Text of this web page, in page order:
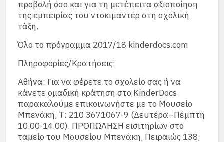
προβολή όσο και για τη μετέπειτα αξιοποίηση
της εμπειρίας του ντοκιμαντέρ στη σχολική
τάξη.
Όλο το πρόγραμμα 2017/18 kinderdocs.com
Πληροφορίες/Κρατήσεις:
Αθήνα: Για να φέρετε το σχολείο σας ή να
κάνετε ομαδική κράτηση στο KinderDocs
παρακαλούμε επικοινωνήστε με το Μουσείο
Μπενάκη, Τ: 210 3671067-9 (Δευτέρα–Πέμπτη
10.00-14.00). ΠΡΟΠΩΛΗΣΗ εισιτηρίων στο
ταμείο του Μουσείου Μπενάκη, Πειραιώς 138,